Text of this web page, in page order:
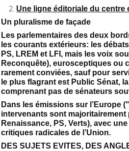
Une ligne éditoriale du centre
Un pluralisme de façade
Les parlementaires des deux
les courants extérieurs: les
PS, LREM et LFI, mais les voix
Reconquête), eurosceptiques ou
rarement conviées, sauf pour
le plus flagrant est Public Sénat,
comprenant pas de sénateurs
Dans les émissions sur l’Europe
intervenants sont majoritairement
Renaissance, PS, Verts), avec
critiques radicales de l’Union.
DES SUJETS EVITES, DES